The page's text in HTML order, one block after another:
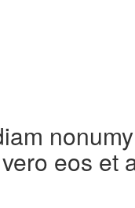
eos et